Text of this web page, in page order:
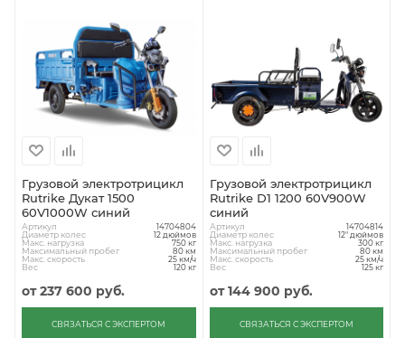
Грузовой электротрицикл
Rutrike Дукат 1500
60V1000W синий
Артикул 14704804
Диаметр колес 12 дюймов
Макс. нагрузка 750 кг
Максимальный пробег 80 км
Макс. скорость 25 км/ч
Вес 120 кг
от237 600 руб.
СВЯЗАТЬСЯ С ЭКСПЕРТОМ
Грузовой электротрицикл
Rutrike D1 1200 60V900W
синий
Артикул 14704814
Диаметр колес 12" дюймов
Макс. нагрузка 300 кг
Максимальный пробег 80 км
Макс. скорость 25 км/ч
Вес 125 кг
от144 900 руб.
СВЯЗАТЬСЯ С ЭКСПЕРТОМ